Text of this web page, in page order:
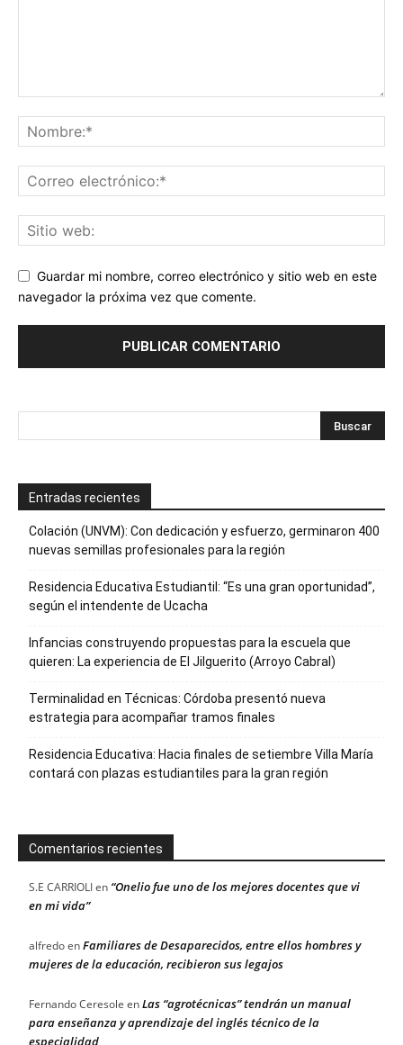
Guardar mi nombre, correo electrónico y sitio web en este
navegador la próxima vez que comente.
Entradas recientes
Colación (UNVM): Con dedicación y esfuerzo, germinaron 400
nuevas semillas profesionales para la región
Residencia Educativa Estudiantil: “Es una gran oportunidad”,
según el intendente de Ucacha
Infancias construyendo propuestas para la escuela que
quieren: La experiencia de El Jilguerito (Arroyo Cabral)
Terminalidad en Técnicas: Córdoba presentó nueva
estrategia para acompañar tramos finales
Residencia Educativa: Hacia finales de setiembre Villa María
contará con plazas estudiantiles para la gran región
Comentarios recientes
S.E CARRIOLIen “Onelio fue uno de los mejores docentes que vi
en mi vida”
alfredoenFamiliares de Desaparecidos, entre ellos hombres y
mujeres de la educación, recibieron sus legajos
Fernando Ceresole enLas “agrotécnicas” tendrán un manual
para enseñanza y aprendizaje del inglés técnico de la
especialidad